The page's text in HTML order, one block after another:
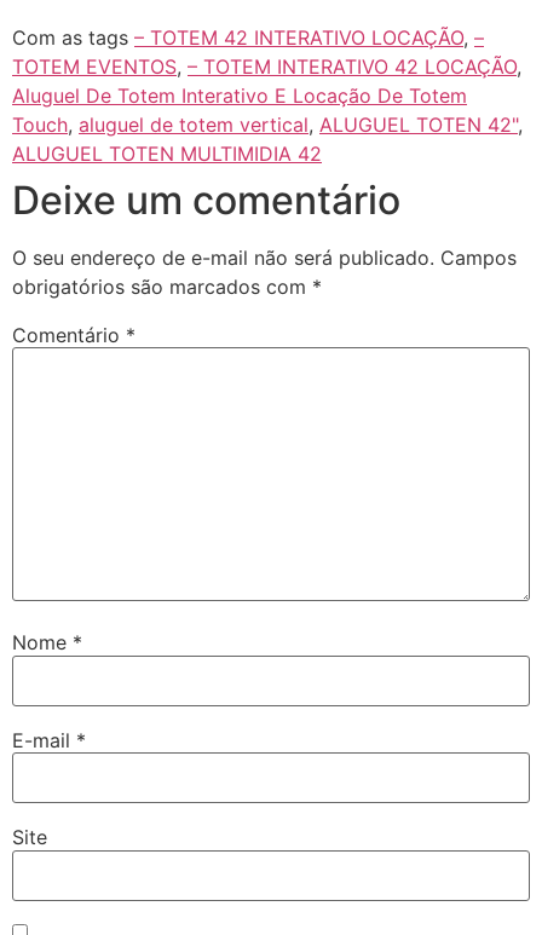
Com as tags – TOTEM 42 INTERATIVO LOCAÇÃO, –
TOTEM EVENTOS, – TOTEM INTERATIVO 42 LOCAÇÃO,
Aluguel De Totem Interativo E Locação De Totem
Touch, aluguel de totem vertical, ALUGUEL TOTEN 42",
ALUGUEL TOTEN MULTIMIDIA 42
Deixe um comentário
O seu endereço de e-mail não será publicado. Campos
obrigatórios são marcados com *
Comentário *
Nome *
E-mail *
Site